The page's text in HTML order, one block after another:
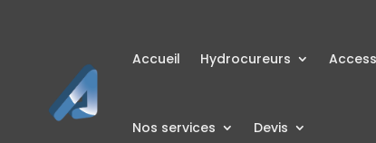
Accueil Hydrocureurs
Nos services Devis